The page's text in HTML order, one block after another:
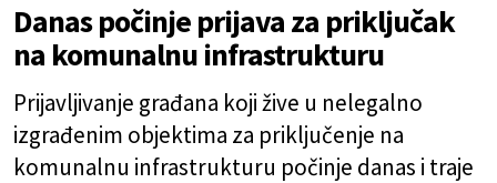
Danas počinje prijava za priključak
na komunalnu infrastrukturu
Prijavljivanje građana koji žive u nelegalno
izgrađenim objektima za priključenje na
komunalnu infrastrukturu počinje danas i traje